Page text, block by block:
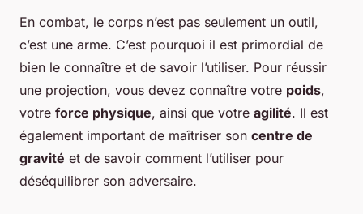
En combat, le corps n’est pas seulement un outil,
c’est une arme. C’est pourquoi il est primordial de
bien le connaître et de savoir l’utiliser. Pour réussir
une projection, vous devez connaître votre poids,
votre force physique, ainsi que votre agilité. Il est
également important de maîtriser son centre de
gravité et de savoir comment l’utiliser pour
déséquilibrer son adversaire.